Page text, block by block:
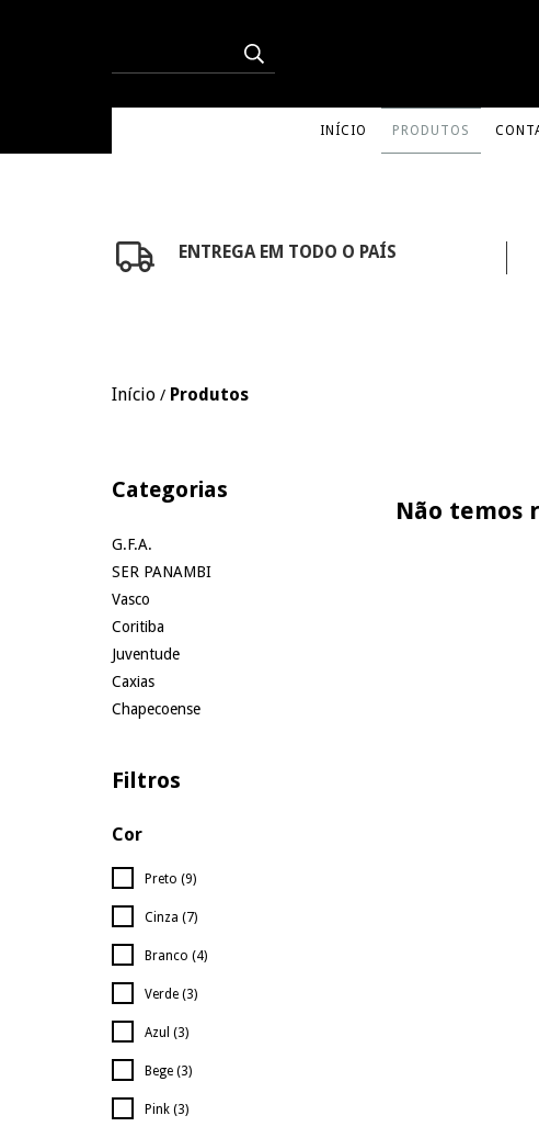
INÍCIO PRODUTOS
ENTREGA EM TODO O PAÍS
Início / Produtos
Categorias
G.F.A.
SER PANAMBI
Vasco
Coritiba
Juventude
Caxias
Chapecoense
Filtros
Cor
Preto (9)
Cinza (7)
Branco (4)
Verde (3)
Azul (3)
Bege (3)
Pink (3)
Não temos